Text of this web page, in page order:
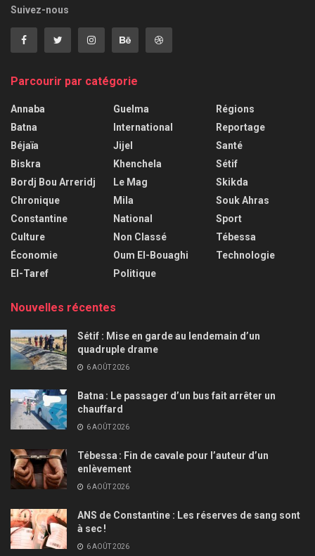
Suivez-nous
Parcourir par catégorie
Annaba
Batna
Béjaïa
Biskra
Bordj Bou Arreridj
Chronique
Constantine
Culture
Économie
El-Taref
Guelma
International
Jijel
Khenchela
Le Mag
Mila
National
Non Classé
Oum El-Bouaghi
Politique
Régions
Reportage
Santé
Sétif
Skikda
Souk Ahras
Sport
Tébessa
Technologie
Nouvelles récentes
Sétif : Mise en garde au lendemain d’un
quadruple drame
6 AOÛT 2026
Batna : Le passager d’un bus fait arrêter un
chauffard
6 AOÛT 2026
Tébessa : Fin de cavale pour l’auteur d’un
enlèvement
6 AOÛT 2026
ANS de Constantine : Les réserves de sang sont
à sec !
6 AOÛT 2026